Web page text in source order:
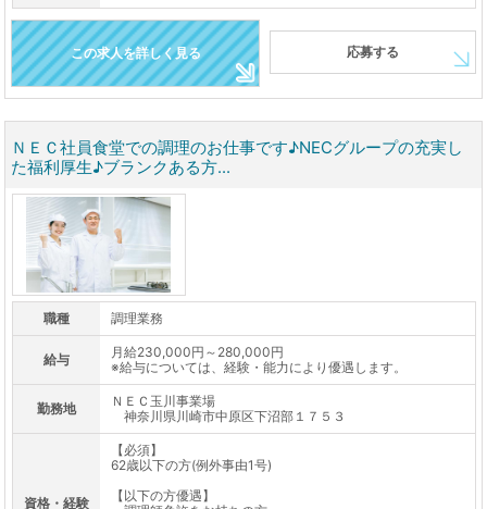
この求人を詳しく見る 応募する
ＮＥＣ社員食堂での調理のお仕事です♪NECグループの充実し
た福利厚生♪ブランクある方...
職種 調理業務
給与
月給230,000円～280,000円
※給与については、経験・能力により優遇します。
勤務地
ＮＥＣ玉川事業場
神奈川県川崎市中原区下沼部１７５３
資格・経験
【必須】
62歳以下の方(例外事由1号)
【以下の方優遇】